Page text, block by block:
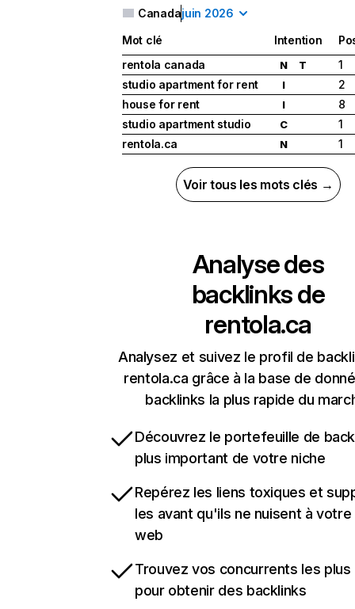
Canadajuin 2026
Mot clé Intention
rentola canada
N T
1
studio apartment for rent
I
2
house for rent
I
8
studio apartment studio
C
1
rentola.ca
N 1
Voir tous les mots clés →
Analyse des
backlinks de
rentola.ca
Analysez et suivez le profil de
rentola.ca grâce à la base de
backlinks la plus rapide du
Découvrez le portefeuille de
plus important de votre niche
Repérez les liens toxiques et
les avant qu'ils ne nuisent à
web
Trouvez vos concurrents les
pour obtenir des backlinks